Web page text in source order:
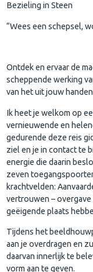
Bezieling in Steen
“Wees een schepsel,
Ontdek en ervaar de
scheppende werking
van het uit jouw
Ik heet je welkom op
vernieuwende en
gedurende deze reis
ziel en je in contact te
energie die daarin
zeven
krachtvelden:
vertrouwen –
geëigende plaats
Tijdens het
aan je overdragen en
daarvan innerlijk te
vorm aan te geven.